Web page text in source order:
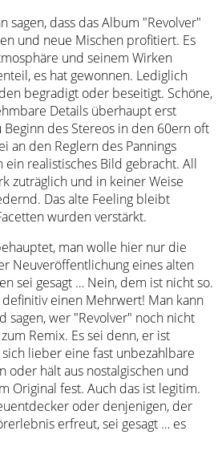
sagen, dass das Album "Revolver"
und neue Mischen profitiert. Es
und seinem Wirken
es hat gewonnen. Lediglich
begradigt oder beseitigt. Schöne,
Details überhaupt erst
des Stereos in den 60ern oft
an den Reglern des Pannings
realistisches Bild gebracht. All
zuträglich und in keiner Weise
Das alte Feeling bleibt
wurden verstärkt.
man wolle hier nur die
Neuveröffentlichung eines alten
sei gesagt … Nein, dem ist nicht so.
einen Mehrwert! Man kann
sagen, wer "Revolver" noch nicht
Remix. Es sei denn, er ist
lieber eine fast unbezahlbare
oder hält aus nostalgischen und
Original fest. Auch das ist legitim.
oder denjenigen, der
erfreut, sei gesagt … es